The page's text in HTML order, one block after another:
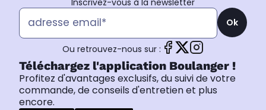
Inscrivez-vous à la newsletter
Ok
Ou retrouvez-nous sur :
Téléchargez l'application Boulanger !
Profitez d'avantages exclusifs, du suivi de votre
commande, de conseils d'entretien et plus
encore.